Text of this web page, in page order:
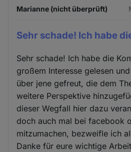
Marianne (nicht überprüft)
Sehr schade! Ich habe
Sehr schade! Ich habe die
großem Interesse gelesen
über jene gefreut, die dem
weitere Perspektive
dieser Wegfall hier dazu
doch auch mal bei facebook
mitzumachen, bezweifle ich
Danke für eure wichtige